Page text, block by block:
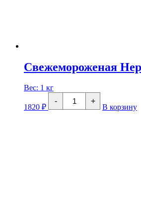
Свежемороженая
Вес: 1 кг
1820 ₽
-
Количество
товара
Свежемороженая
+
В корзину